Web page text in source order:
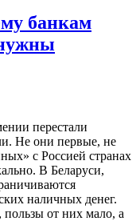
банкам
перестали
Не они первые, не
с Россией странах
В Беларуси,
наличных денег.
от них мало, а